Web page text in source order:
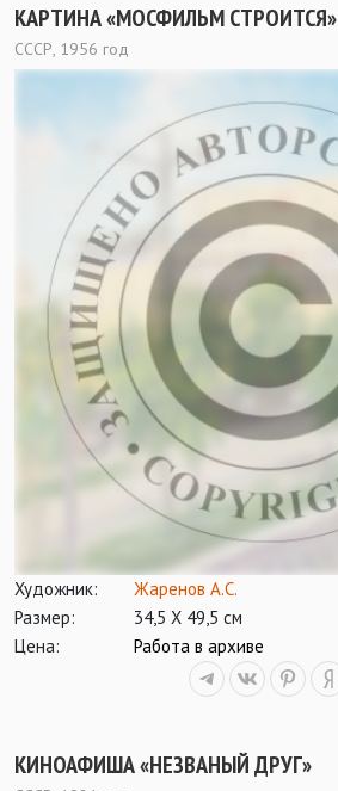
КАРТИНА «МОСФИЛЬМ СТРОИТСЯ»
СССР, 1956 год
Художник:
Жаренов А.С.
Размер:
34,5 Х 49,5 см
Цена:
Работа в архиве
КИНОАФИША «НЕЗВАНЫЙ ДРУГ»